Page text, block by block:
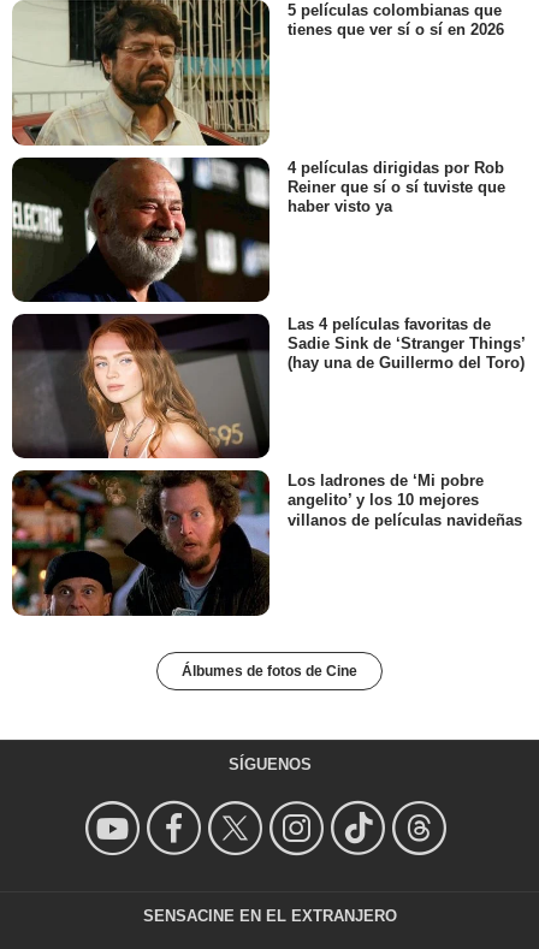
5 películas colombianas que
tienes que ver sí o sí en 2026
4 películas dirigidas por Rob
Reiner que sí o sí tuviste que
haber visto ya
Las 4 películas favoritas de
Sadie Sink de ‘Stranger Things’
(hay una de Guillermo del Toro)
Los ladrones de ‘Mi pobre
angelito’ y los 10 mejores
villanos de películas navideñas
Álbumes de fotos de Cine
SÍGUENOS
SENSACINE EN EL EXTRANJERO